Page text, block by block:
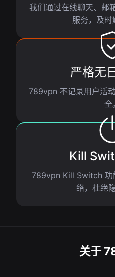
我们通过在线聊天、邮
服务，及时
严格无
789vpn 不记录用户活
全。
Kill
789vpn Kill Switch 功
络，杜绝
关于